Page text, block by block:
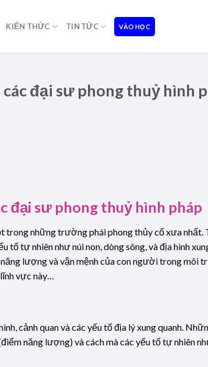
KIẾN THỨC TIN TỨC VÀO HỌC
đại sư phong thuỷ hình
đại sư phong thuỷ hình pháp
trong những trường phái phong thủy cổ xưa nhất.
tự nhiên như núi non, dòng sông, và địa hình
lượng và vận mệnh của con người trong môi
vực này…
cảnh quan và các yếu tố địa lý xung quanh.
năng lượng) và cách mà các yếu tố tự nhiên